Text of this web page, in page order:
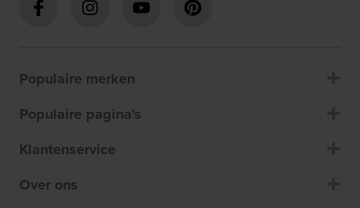
Populaire merken
Populaire pagina's
Klantenservice
Over ons